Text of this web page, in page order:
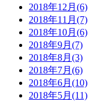
2018年12月(6)
2018年11月(7)
2018年10月(6)
2018年9月(7)
2018年8月(3)
2018年7月(6)
2018年6月(10)
2018年5月(11)